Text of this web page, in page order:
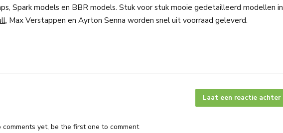
Spark models en BBR models. Stuk voor stuk mooie gedetailleerd modellen in
, Max Verstappen en Ayrton Senna worden snel uit voorraad geleverd.
Laat een reactie achter
comments yet, be the first one to comment